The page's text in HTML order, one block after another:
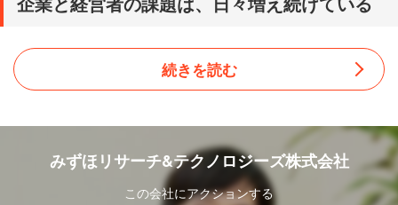
主席コンサルタント。名刺にそう刷られた中村 宏之の顧
客は売上高一千億円超～数百億円規模の企業だ。
業種業態は問わないが、近年は食関連の企業が多い。ま
た、とくに中堅と呼ばれる規模の企業が経営を考えようと
すると、大企業や中小企業にはない課題に直面するとい
続きを読む
みずほリサーチ&テクノロジーズ株式会社
この会社にアクションする